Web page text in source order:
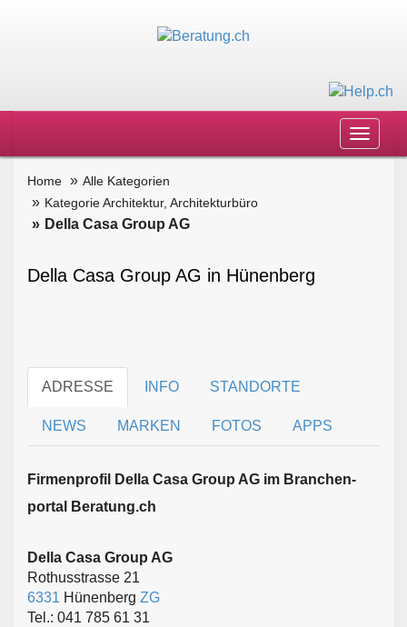
Toggle
Home
Alle Kategorien
Kategorie Architektur, Architekturbüro
Della Casa Group AG
Della Casa Group AG in Hünenberg
ADRESSE INFO STANDORTE
NEWS MARKEN FOTOS APPS
Firmen­profil Della Casa Group AG im Branchen­
portal Beratung.ch
Della Casa Group AG
Rothusstrasse 21
6331 Hünenberg ZG
Tel.: 041 785 61 31